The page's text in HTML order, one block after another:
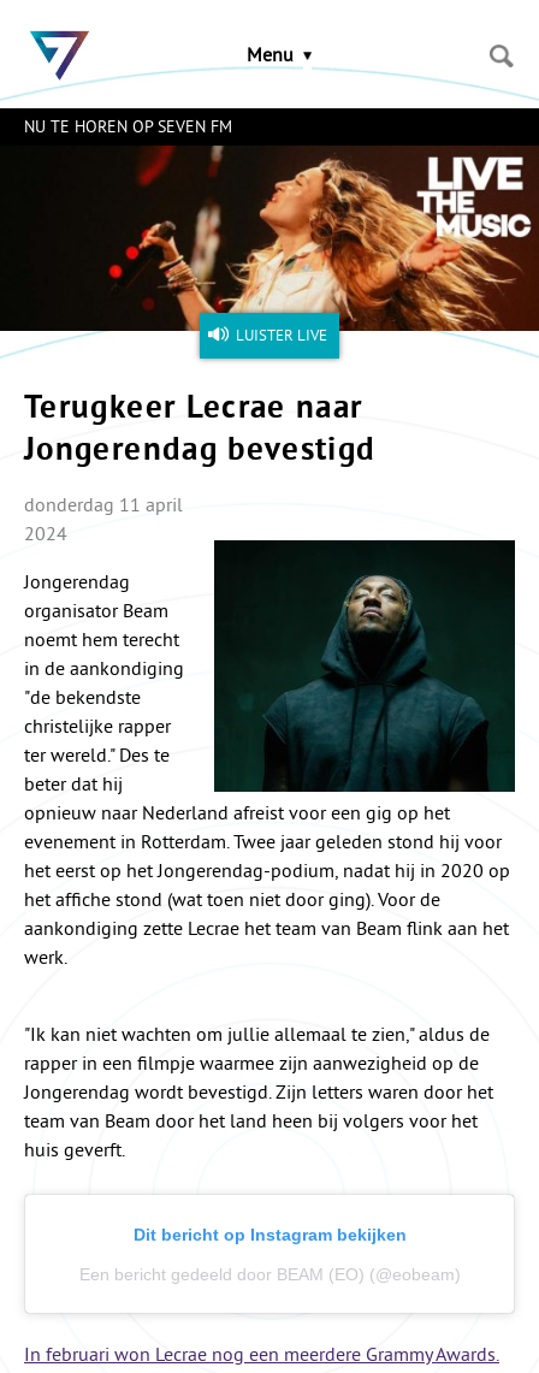
links
naar
Menu
NU TE HOREN OP SEVEN FM
LUISTER LIVE
Terugkeer Lecrae naar
Jongerendag bevestigd
donderdag 11 april
2024
Jongerendag
organisator Beam
noemt hem terecht
in de aankondiging
"de bekendste
christelijke rapper
ter wereld." Des te
beter dat hij
opnieuw naar Nederland afreist voor een gig op het
evenement in Rotterdam. Twee jaar geleden stond hij voor
het eerst op het Jongerendag-podium, nadat hij in 2020 op
het affiche stond (wat toen niet door ging). Voor de
aankondiging zette Lecrae het team van Beam flink aan het
werk.
"Ik kan niet wachten om jullie allemaal te zien," aldus de
rapper in een filmpje waarmee zijn aanwezigheid op de
Jongerendag wordt bevestigd. Zijn letters waren door het
team van Beam door het land heen bij volgers voor het
huis geverft.
Dit bericht op Instagram bekijken
Een bericht gedeeld door BEAM (EO) (@eobeam)
In februari won Lecrae nog een meerdere Grammy Awards.